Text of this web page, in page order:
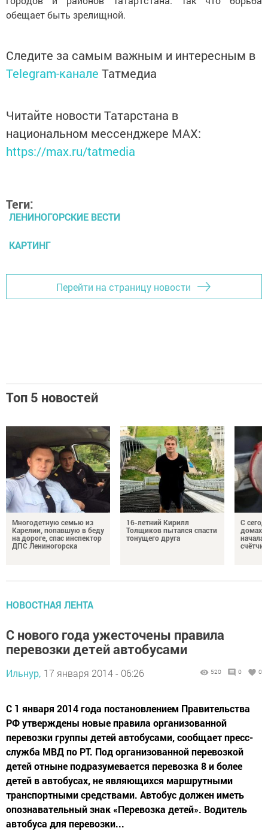
обещает быть зрелищной.
Следите за самым важным и интересным в
Telegram-канале Татмедиа
Читайте новости Татарстана в
национальном мессенджере MАХ:
https://max.ru/tatmedia
Теги:
ЛЕНИНОГОРСКИЕ ВЕСТИ
КАРТИНГ
Перейти на страницу новости
Топ 5 новостей
Многодетную семью из
Карелии, попавшую в беду
на дороге, спас инспектор
ДПС Лениногорска
16-летний Кирилл
Толщиков пытался спасти
тонущего друга
С
домах
НОВОСТНАЯ ЛЕНТА
С нового года ужесточены правила
перевозки детей автобусами
Ильнур, 17 января 2014 - 06:26 520 0 0
С 1 января 2014 года постановлением Правительства
РФ утверждены новые правила организованной
перевозки группы детей автобусами, сообщает пресс-
служба МВД по РТ. Под организованной перевозкой
детей отныне подразумевается перевозка 8 и более
детей в автобусах, не являющихся маршрутными
транспортными средствами. Автобус должен иметь
опознавательный знак «Перевозка детей». Водитель
автобуса для перевозки...